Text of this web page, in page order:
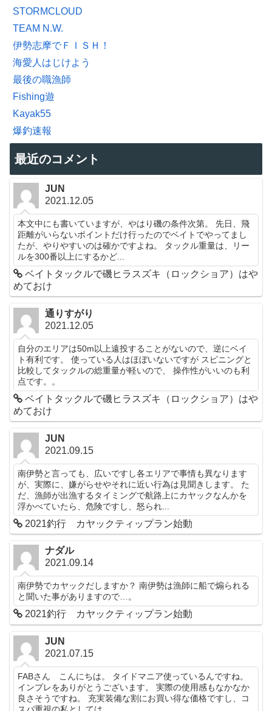
STORMCLOUD
TEAM N.W.
伊勢志摩でＦＩＳＨ！
海愛人はじけよう
最後の職漁師
Fishing遊
Kayak55
爆釣速報
最近のコメント
JUN
2021.12.05
本文中にも書いていますが、やはり磯の条件次第。 先日、飛
距離がいらないポイントだけ行ったのでベイトでやってまし
たが、やりやすいのは確かですよね。 タックル重量は、リー
ルを300番以上にするかど...
ベイトタックルで磯ヒラスズキ（ロックショア）はや
めておけ
通りすがり
2021.12.05
自分のエリアは50m以上遠投することがないので、逆にベイ
ト有利です。 使っている人はほぼいないですが スピニングと
比較してタックルの総重量が軽いので、 操作性がいいのも利
点です。。
ベイトタックルで磯ヒラスズキ（ロックショア）はや
めておけ
JUN
2021.09.15
南伊勢と言っても、広いですし各エリアで事情も異なります
が、実際に、嫌がらせやそれに近い行為は見聞きします。 た
だ、漁師が出漁するタイミングで航路上にカヤックなんかを
浮かべていたら、危険ですし、怒られ...
2021釣行 カヤックティップラン始動
ナダル
2021.09.14
南伊勢でカヤックだしますか？ 南伊勢は漁師に船で煽られる
と聞いた事がありますので…。
2021釣行 カヤックティップラン始動
JUN
2021.07.15
FABさん こんにちは。 タイドマニア使っているんですね。
インプレをありがとうございます。 実際の使用感もなかなか
良さそうですね。 充実装備な割にお買い得な価格ですし、コ